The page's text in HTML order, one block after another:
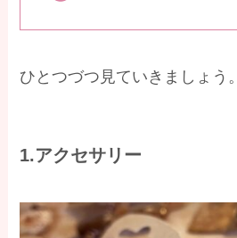
ひとつづつ見ていきましょう。
1.アクセサリー